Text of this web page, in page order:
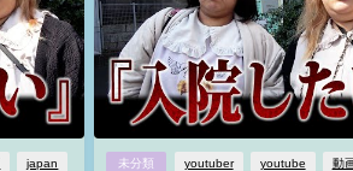
japan 未分類 youtuber youtube 動